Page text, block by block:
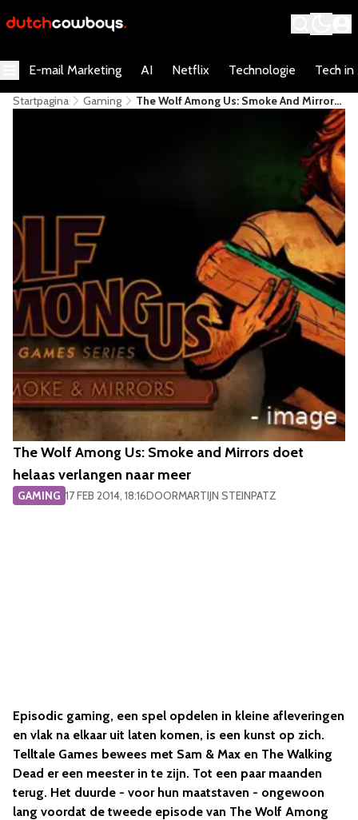
E-mail Marketing AI Netflix Technologie Tech in
Startpagina Gaming
The Wolf Among Us: Smoke And Mirrors
The Wolf Among Us: Smoke and Mirrors doet
helaas verlangen naar meer
GAMING 17 FEB 2014, 18:16DOORMARTIJN STEINPATZ
Episodic gaming, een spel opdelen in kleine afleveringen
en vlak na elkaar uit laten komen, is een kunst op zich.
Telltale Games bewees met Sam & Max en The Walking
Dead er een meester in te zijn. Tot een paar maanden
terug. Het duurde - voor hun maatstaven - ongewoon
lang voordat de tweede episode van The Wolf Among